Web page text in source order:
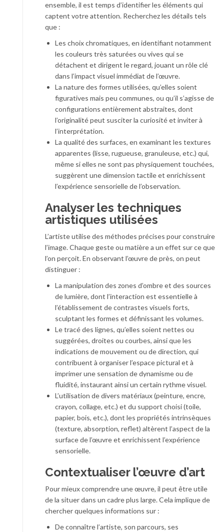
ensemble, il est temps d’identifier les éléments qui
captent votre attention. Recherchez les détails tels
que :
Les choix chromatiques, en identifiant notamment
les couleurs très saturées ou vives qui se
détachent et dirigent le regard, jouant un rôle clé
dans l’impact visuel immédiat de l’œuvre.
La nature des formes utilisées, qu’elles soient
figuratives mais peu communes, ou qu’il s’agisse de
configurations entièrement abstraites, dont
l’originalité peut susciter la curiosité et inviter à
l’interprétation.
La qualité des surfaces, en examinant les textures
apparentes (lisse, rugueuse, granuleuse, etc.) qui,
même si elles ne sont pas physiquement touchées,
suggèrent une dimension tactile et enrichissent
l’expérience sensorielle de l’observation.
Analyser les techniques
artistiques utilisées
L’artiste utilise des méthodes précises pour construire
l’image. Chaque geste ou matière a un effet sur ce que
l’on perçoit. En observant l’œuvre de près, on peut
distinguer :
La manipulation des zones d’ombre et des sources
de lumière, dont l’interaction est essentielle à
l’établissement de contrastes visuels forts,
sculptant les formes et définissant les volumes.
Le tracé des lignes, qu’elles soient nettes ou
suggérées, droites ou courbes, ainsi que les
indications de mouvement ou de direction, qui
contribuent à organiser l’espace pictural et à
imprimer une sensation de dynamisme ou de
fluidité, instaurant ainsi un certain rythme visuel.
L’utilisation de divers matériaux (peinture, encre,
crayon, collage, etc.) et du support choisi (toile,
papier, bois, etc.), dont les propriétés intrinsèques
(texture, absorption, reflet) altèrent l’aspect de la
surface de l’œuvre et enrichissent l’expérience
sensorielle.
Contextualiser l’œuvre d’art
Pour mieux comprendre une œuvre, il peut être utile
de la situer dans un cadre plus large. Cela implique de
chercher quelques informations sur :
De connaître l’artiste, son parcours, ses